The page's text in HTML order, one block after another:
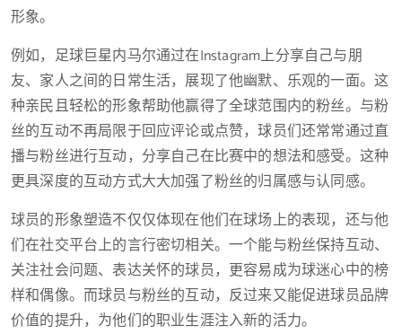
形象。
例如，足球巨星内马尔通过在Instagram上分享自己与朋
友、家人之间的日常生活，展现了他幽默、乐观的一面。这
种亲民且轻松的形象帮助他赢得了全球范围内的粉丝。与粉
丝的互动不再局限于回应评论或点赞，球员们还常常通过直
播与粉丝进行互动，分享自己在比赛中的想法和感受。这种
更具深度的互动方式大大加强了粉丝的归属感与认同感。
球员的形象塑造不仅仅体现在他们在球场上的表现，还与他
们在社交平台上的言行密切相关。一个能与粉丝保持互动、
关注社会问题、表达关怀的球员，更容易成为球迷心中的榜
样和偶像。而球员与粉丝的互动，反过来又能促进球员品牌
价值的提升，为他们的职业生涯注入新的活力。